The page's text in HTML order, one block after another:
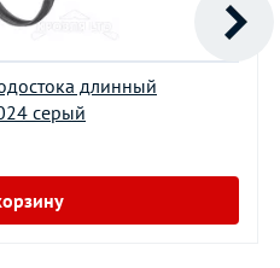
длинный
серый